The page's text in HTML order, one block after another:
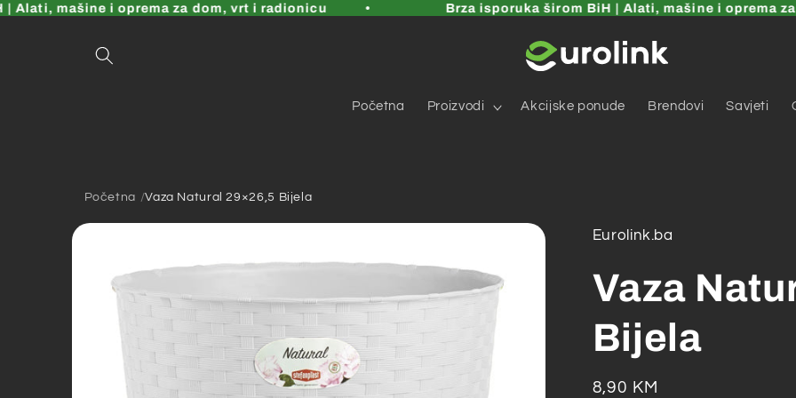
Pređi
mašine i oprema za dom, vrt i radionicu Brza isporuka širom BiH | Alati, mašine i oprema za
Početna Proizvodi Akcijske ponude Brendovi Savjeti
Početna Vaza Natural 29×26,5 Bijela
Pređi na
proizvodu
Eurolink.ba
Vaza
Bijela
Redovna
8,90 KM